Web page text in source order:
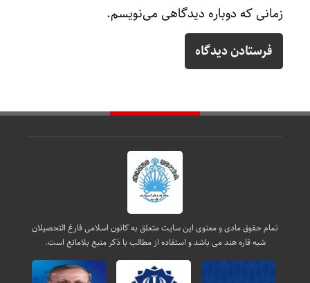
زمانی که دوباره دیدگاهی می‌نویسم.
تمام حقوق مادی و معنوی این سایت متعلق به کانون اسلامی فارغ التحصیلان
شبه قاره هند می باشد و استفاده از مطالب با ذکر منبع بلامانع است.